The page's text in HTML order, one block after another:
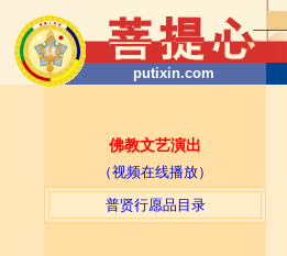
putixin.com
佛教文艺演出
（视频在线播放）
普贤行愿品目录